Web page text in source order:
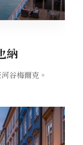
納
谷梅爾克。